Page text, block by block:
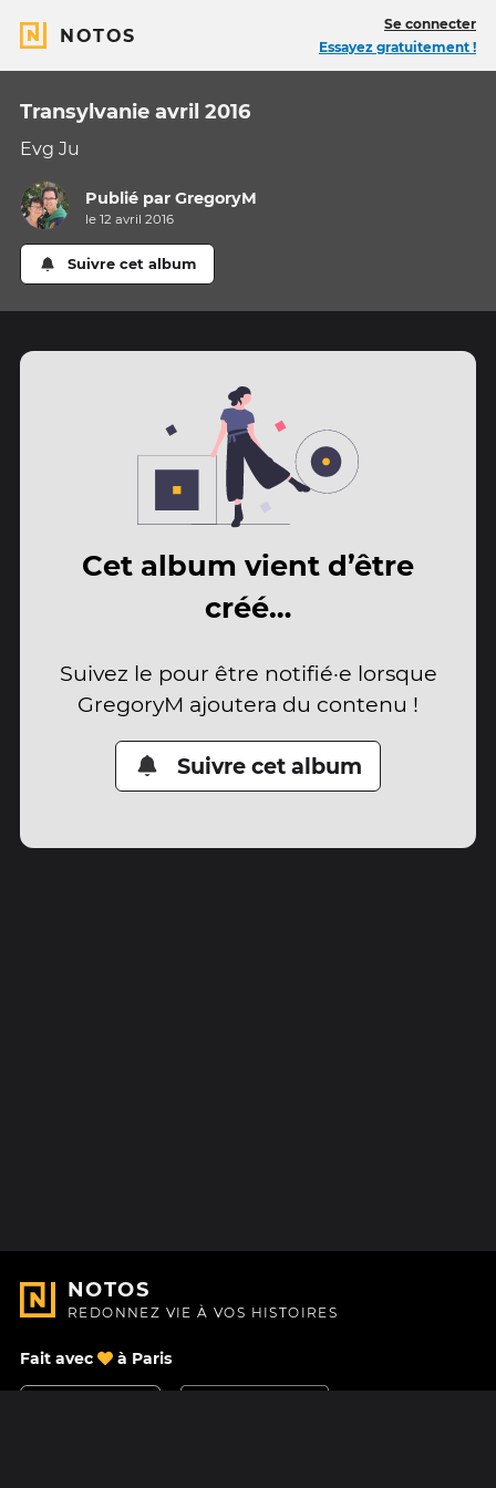
NOTOS
Se connecter
Essayez gratuitement !
Transylvanie avril 2016
Evg Ju
Publié parGregoryM
le 12 avril 2016
Suivre cet album
Cet album vient d’être
créé…
Suivez le pour être notifié·e lorsque
GregoryM ajoutera du contenu !
Suivre cet album
NOTOS
REDONNEZ VIE À VOS HISTOIRES
Fait avec à Paris